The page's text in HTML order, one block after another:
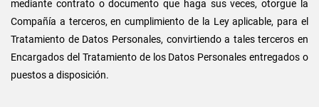
mediante contrato o documento que haga sus veces, otorgue la
Compañía a terceros, en cumplimiento de la Ley aplicable, para el
Tratamiento de Datos Personales, convirtiendo a tales terceros en
Encargados del Tratamiento de los Datos Personales entregados o
puestos a disposición.